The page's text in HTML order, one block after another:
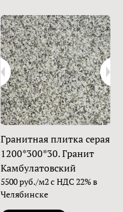
Гранитная плитка серая
1200*300*30. Гранит
Камбулатовский
5500 руб./м2 с НДС 22% в
Челябинске